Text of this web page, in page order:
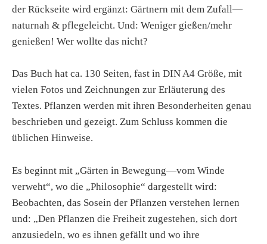
der Rückseite wird ergänzt: Gärtnern mit dem Zufall—
naturnah & pflegeleicht. Und: Weniger gießen/mehr
genießen! Wer wollte das nicht?
Das Buch hat ca. 130 Seiten, fast in DIN A4 Größe, mit
vielen Fotos und Zeichnungen zur Erläuterung des
Textes. Pflanzen werden mit ihren Besonderheiten genau
beschrieben und gezeigt. Zum Schluss kommen die
üblichen Hinweise.
Es beginnt mit „Gärten in Bewegung—vom Winde
verweht“, wo die „Philosophie“ dargestellt wird:
Beobachten, das Sosein der Pflanzen verstehen lernen
und: „Den Pflanzen die Freiheit zugestehen, sich dort
anzusiedeln, wo es ihnen gefällt und wo ihre